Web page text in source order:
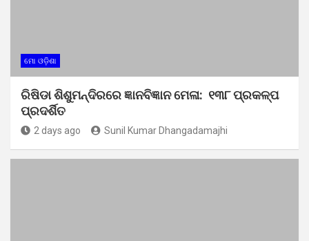
ମୋ ଓଡ଼ିଶା
ରିଷିଡା ଶିଶୁମନ୍ଦିରରେ ଜ୍ଞାନବିଜ୍ଞାନ ମେଳା: ୧୩୮ ପ୍ରକଳ୍ପ
ପ୍ରଦର୍ଶିତ
2 days ago Sunil Kumar Dhangadamajhi